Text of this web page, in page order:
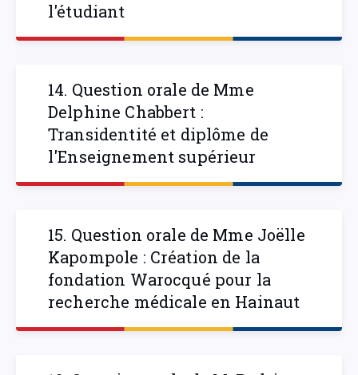
l'étudiant
14. Question orale de Mme
Delphine Chabbert :
Transidentité et diplôme de
l'Enseignement supérieur
15. Question orale de Mme Joëlle
Kapompole : Création de la
fondation Warocqué pour la
recherche médicale en Hainaut